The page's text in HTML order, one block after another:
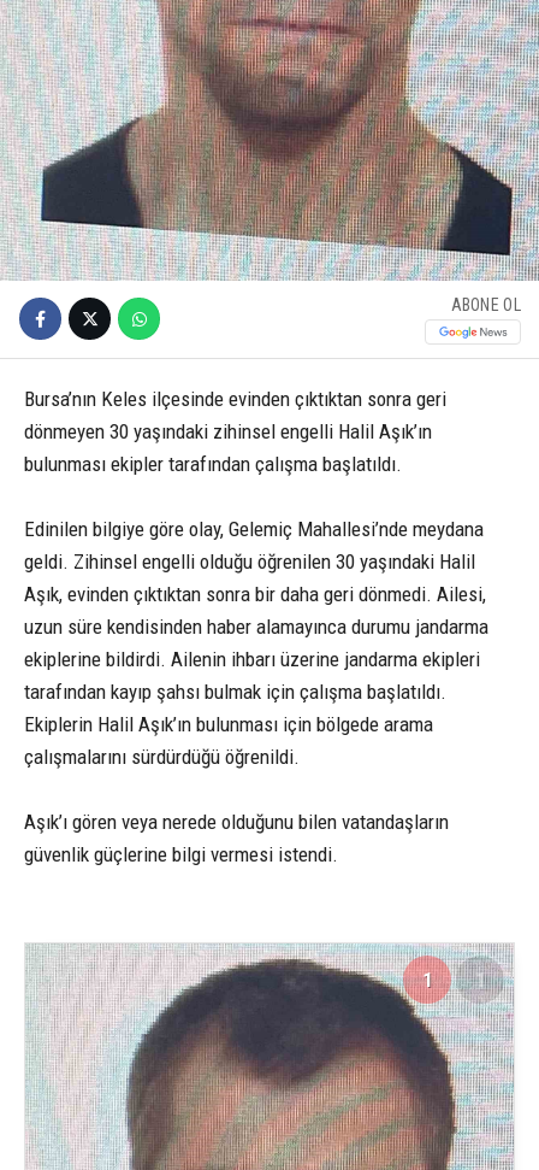
ABONE OL
Bursa’nın Keles ilçesinde evinden çıktıktan sonra geri
dönmeyen 30 yaşındaki zihinsel engelli Halil Aşık’ın
bulunması ekipler tarafından çalışma başlatıldı.
Edinilen bilgiye göre olay, Gelemiç Mahallesi’nde meydana
geldi. Zihinsel engelli olduğu öğrenilen 30 yaşındaki Halil
Aşık, evinden çıktıktan sonra bir daha geri dönmedi. Ailesi,
uzun süre kendisinden haber alamayınca durumu jandarma
ekiplerine bildirdi. Ailenin ihbarı üzerine jandarma ekipleri
tarafından kayıp şahsı bulmak için çalışma başlatıldı.
Ekiplerin Halil Aşık’ın bulunması için bölgede arama
çalışmalarını sürdürdüğü öğrenildi.
Aşık’ı gören veya nerede olduğunu bilen vatandaşların
güvenlik güçlerine bilgi vermesi istendi.
1 1